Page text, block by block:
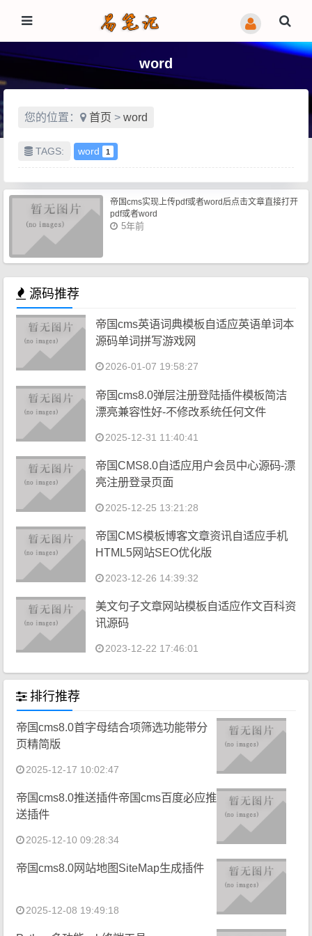
word
您的位置： 首页 > word
TAGS: word 1
帝国cms实现上传pdf或者word后点击文章直接打开
pdf或者word
5年前
源码推荐
帝国cms英语词典模板自适应英语单词本
源码单词拼写游戏网
2026-01-07 19:58:27
帝国cms8.0弹层注册登陆插件模板简洁
漂亮兼容性好-不修改系统任何文件
2025-12-31 11:40:41
帝国CMS8.0自适应用户会员中心源码-漂
亮注册登录页面
2025-12-25 13:21:28
帝国CMS模板博客文章资讯自适应手机
HTML5网站SEO优化版
2023-12-26 14:39:32
美文句子文章网站模板自适应作文百科资
讯源码
2023-12-22 17:46:01
排行推荐
帝国cms8.0首字母结合项筛选功能带分
页精简版
2025-12-17 10:02:47
帝国cms8.0推送插件帝国cms百度必应推
送插件
2025-12-10 09:28:34
帝国cms8.0网站地图SiteMap生成插件
2025-12-08 19:49:18